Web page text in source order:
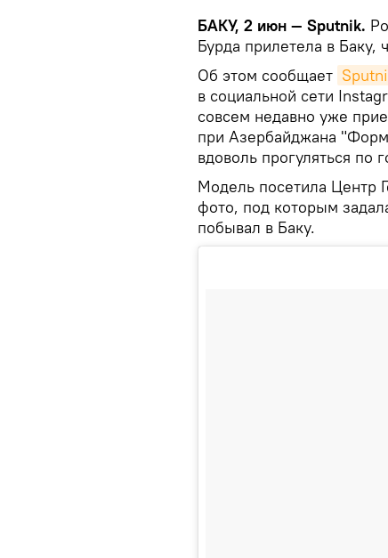
БАКУ, 2 июн — Sputnik.
Бурда прилетела в Баку,
Об этом сообщает
в социальной сети
совсем недавно уже
при Азербайджана
вдоволь прогуляться по
Модель посетила Центр
фото, под которым
побывал в Баку.